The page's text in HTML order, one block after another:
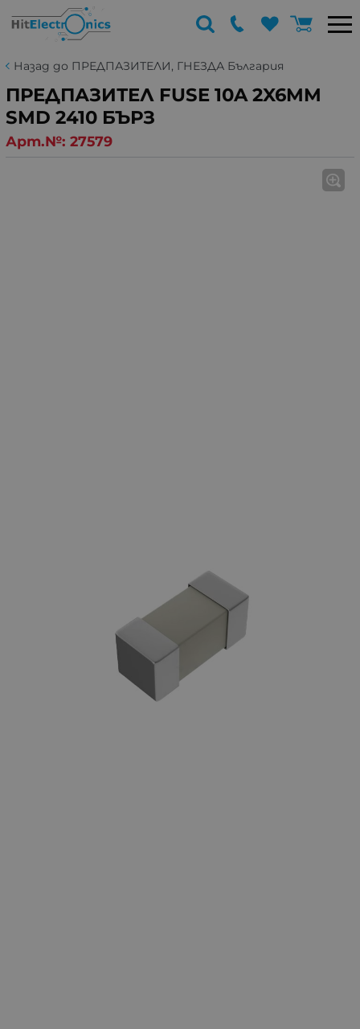
Назад до ПРЕДПАЗИТЕЛИ, ГНЕЗДА България
ПРЕДПАЗИТЕЛ FUSE 10A 2X6MM
SMD 2410 БЪРЗ
Арт.№: 27579